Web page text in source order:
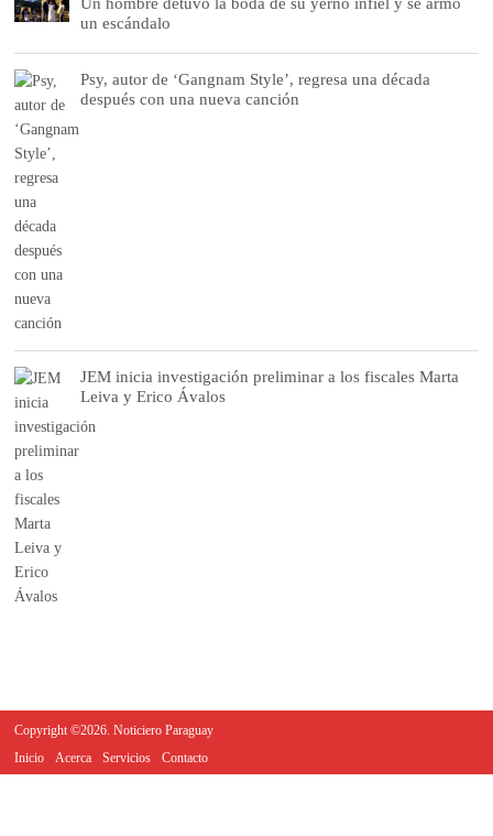
un escándalo
Psy, autor de ‘Gangnam Style’, regresa una década
después con una nueva canción
JEM inicia investigación preliminar a los fiscales Marta
Leiva y Erico Ávalos
Copyright ©2026. Noticiero Paraguay
Inicio
Acerca Servicios Contacto